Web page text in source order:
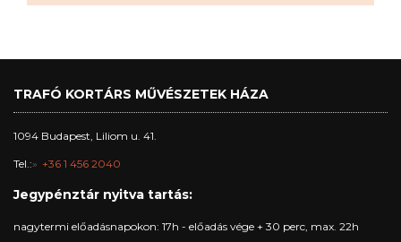
TRAFÓ KORTÁRS MŰVÉSZETEK HÁZA
1094 Budapest, Liliom u. 41.
Tel.: +36 1 456 2040
Jegypénztár nyitva tartás:
nagytermi előadásnapokon: 17h - előadás vége + 30 perc, max. 22h